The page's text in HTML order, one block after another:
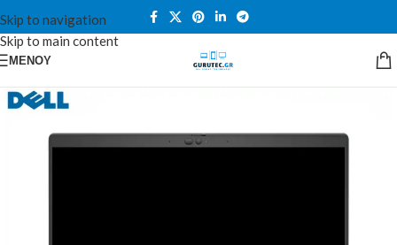
Skip to navigation
Skip to main content
ΜΕΝΟΎ